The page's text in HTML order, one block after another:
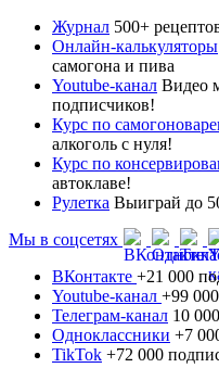
Журнал 500+
Онлайн-калькуляторы
самогона и пива
Youtube-канал Видео
подписчиков!
Курс по
алкоголь с нуля!
Курс по
автоклаве!
Рулетка Выиграй до
Мы в соцсетях
ВКонтакте +21 000
Youtube-канал +99
Телеграм-канал 10
Одноклассники +7
TikTok +72 000